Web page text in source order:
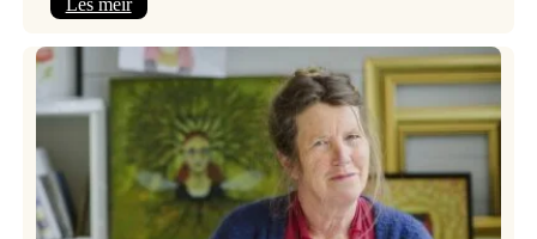
Les meir
frå
Frøydis